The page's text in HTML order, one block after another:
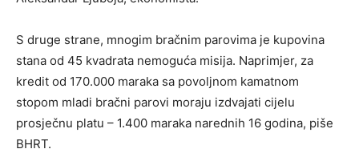
S druge strane, mnogim bračnim parovima je kupovina
stana od 45 kvadrata nemoguća misija. Naprimjer, za
kredit od 170.000 maraka sa povoljnom kamatnom
stopom mladi bračni parovi moraju izdvajati cijelu
prosječnu platu – 1.400 maraka narednih 16 godina, piše
BHRT.